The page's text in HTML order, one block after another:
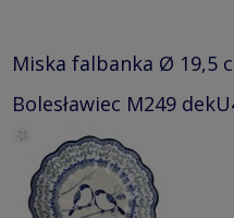
Miska falbanka Ø 19,5
Bolesławiec M249